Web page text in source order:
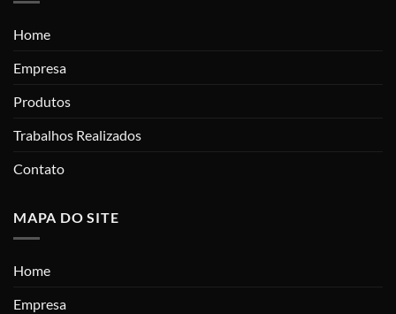
Home
Empresa
Produtos
Trabalhos Realizados
Contato
MAPA DO SITE
Home
Empresa